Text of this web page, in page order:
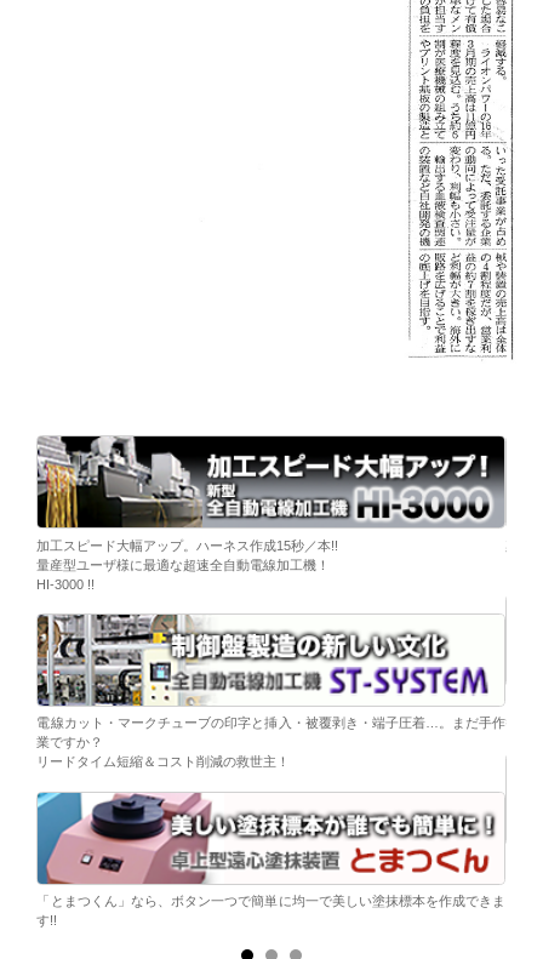
ブ挿
載。
加工スピード大幅アップ。ハーネス作成15秒／本!!
量産型ユーザ様に最適な超速全自動電線加工機！
HI-3000 !!
電線カット・マークチューブの印字と挿入・被覆剥き・端子圧着…。まだ手作
業ですか？
リードタイム短縮＆コスト削減の救世主！
「とまつくん」なら、ボタン一つで簡単に均一で美しい塗抹標本を作成できま
す!!
染色